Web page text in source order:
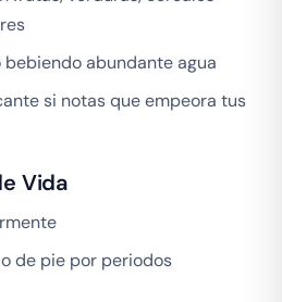
abundante agua
si notas que empeora tus
Vida
de pie por periodos